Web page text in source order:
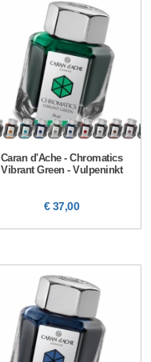
Caran d'Ache - Chromatics
Vibrant Green - Vulpeninkt
€ 37,00